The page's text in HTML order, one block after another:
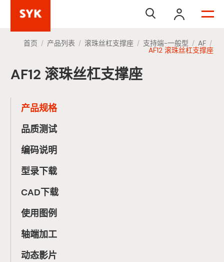
 
首页 / 产品列表 / 滚珠丝杠支撑座 / 支持端-一般型 / AF /
AF12 滚珠丝杠支撑座
AF12 滚珠丝杠支撑座
产品规格
品质测试
编码说明
型录下载
CAD下载
使用图例
轴端加工
动态影片